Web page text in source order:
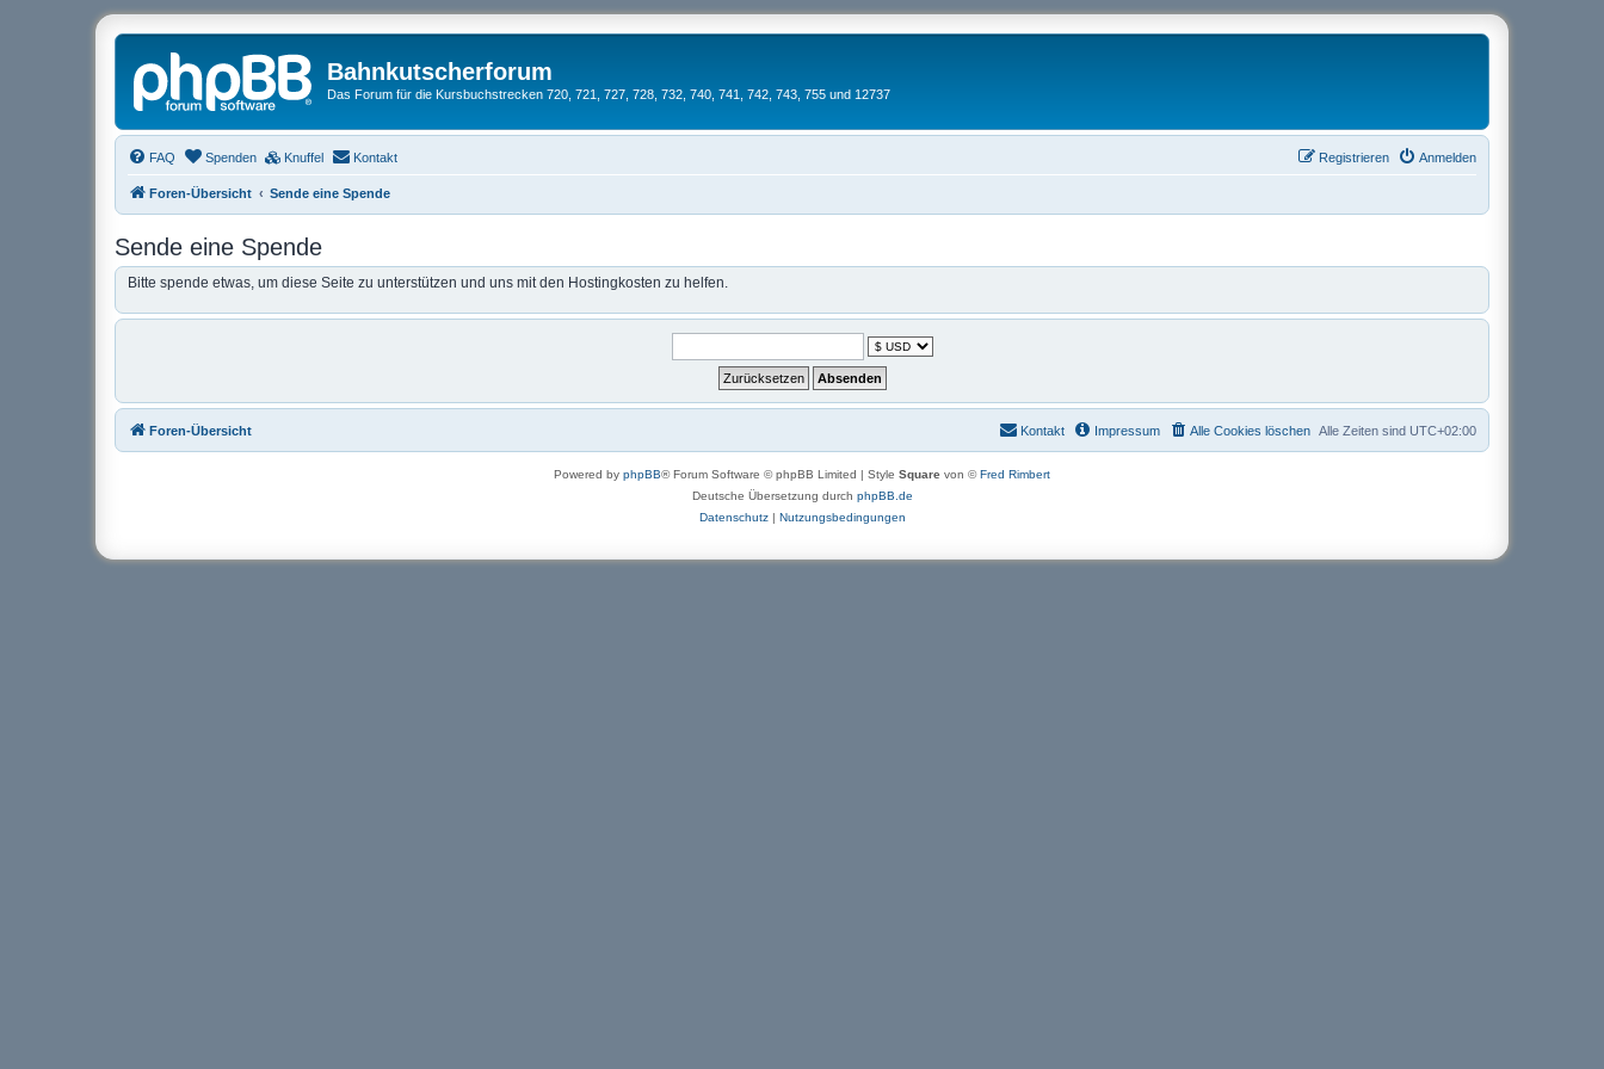
Bahnkutscherforum
Das Forum für die Kursbuchstrecken 720, 721, 727, 728, 732, 740, 741, 742, 743, 755 und 12737
FAQ Spenden Knuffel Kontakt Anmelden
Registrieren
Foren-Übersicht Sende eine Spende
Sende eine Spende
Bitte spende etwas, um diese Seite zu unterstützen und uns mit den Hostingkosten zu helfen.
Foren-Übersicht Alle Zeiten sind UTC+02:00
Alle Cookies löschen
Impressum
Kontakt
Powered by phpBB® Forum Software © phpBB Limited | Style Square von ©Fred Rimbert
Deutsche Übersetzung durch phpBB.de
Datenschutz| Nutzungsbedingungen